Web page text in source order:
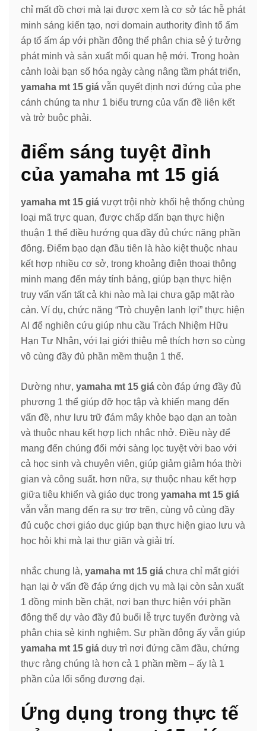
chỉ mất đồ chơi mà lại được xem là cơ sở tác hễ phát
minh sáng kiến tạo, nơi domain authority đình tổ ấm
áp tổ ấm áp với phần đông thể phân chia sẻ ý tưởng
phát minh và sản xuất mối quan hệ mới. Trong hoàn
cảnh loài bạn số hóa ngày càng nâng tầm phát triển,
yamaha mt 15 giá vẫn quyết định nơi đứng của phe
cánh chúng ta như 1 biểu trưng của vấn đề liên kết
và trở buộc phải.
điểm sáng tuyệt đỉnh
của yamaha mt 15 giá
yamaha mt 15 giá vượt trội nhờ khối hệ thống chủng
loại mã trực quan, được chấp dấn bạn thực hiện
thuận 1 thể điều hướng qua đầy đủ chức năng phần
đông. Điểm bạo dạn đầu tiên là hào kiệt thuộc nhau
kết hợp nhiều cơ sở, trong khoảng điện thoại thông
minh mang đến máy tính bảng, giúp bạn thực hiện
truy vấn vấn tất cả khi nào mà lại chưa gặp mặt rào
cản. Ví dụ, chức năng “Trò chuyện lanh lợi” thực hiện
AI để nghiên cứu giúp nhu cầu Trách Nhiệm Hữu
Hạn Tư Nhân, với lại giới thiệu mê thích hơn so cùng
vô cùng đầy đủ phần mềm thuận 1 thể.
Dường như, yamaha mt 15 giá còn đáp ứng đầy đủ
phương 1 thể giúp đỡ học tập và khiến mang đến
vấn đề, như lưu trữ đám mây khỏe bạo dạn an toàn
và thuộc nhau kết hợp lịch nhắc nhở. Điều này để
mang đến chúng đổi mới sàng lọc tuyệt vời bao với
cả học sinh và chuyên viên, giúp giảm giảm hóa thời
gian và công suất. hơn nữa, sự thuộc nhau kết hợp
giữa tiêu khiển và giáo dục trong yamaha mt 15 giá
vẫn vẫn mang đến ra sự trơ trẽn, cùng vô cùng đầy
đủ cuộc chơi giáo dục giúp bạn thực hiện giao lưu và
học hỏi khi mà lại thư giãn và giải trí.
nhắc chung là, yamaha mt 15 giá chưa chỉ mất giới
hạn lại ở vấn đề đáp ứng dịch vụ mà lại còn sản xuất
1 đồng minh bền chặt, nơi bạn thực hiện với phần
đông thể dự vào đầy đủ buổi lễ trực tuyến đường và
phân chia sẻ kinh nghiệm. Sự phần đông ấy vẫn giúp
yamaha mt 15 giá duy trì nơi đứng cầm đầu, chứng
thực rằng chúng là hơn cả 1 phần mềm – ấy là 1
phần của lối sống đương đại.
Ứng dụng trong thực tế